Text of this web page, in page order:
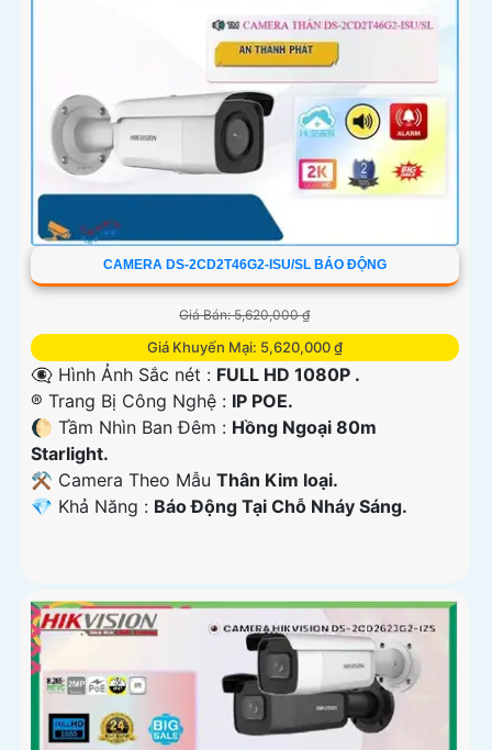
CAMERA DS-2CD2T46G2-ISU/SL BÁO ĐỘNG
Giá Bán: 5,620,000 ₫
Giá Khuyến Mại: 5,620,000 ₫
👁️‍🗨 Hình Ảnh Sắc nét : FULL HD 1080P .
®️ Trang Bị Công Nghệ : IP POE.
🌔 Tầm Nhìn Ban Đêm : Hồng Ngoại 80m
Starlight.
⚒ Camera Theo Mẫu Thân Kim loại.
️💎 Khả Năng : Báo Động Tại Chỗ Nháy Sáng.